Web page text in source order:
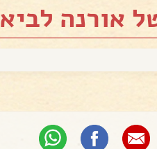
אורנה לביא